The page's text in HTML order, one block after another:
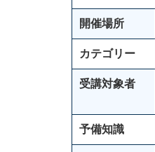
開催場所
カテゴリー
受講対象者
予備知識